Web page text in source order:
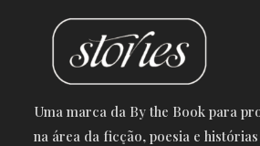
Uma marca da By the Book para
na área da ficção, poesia e histórias